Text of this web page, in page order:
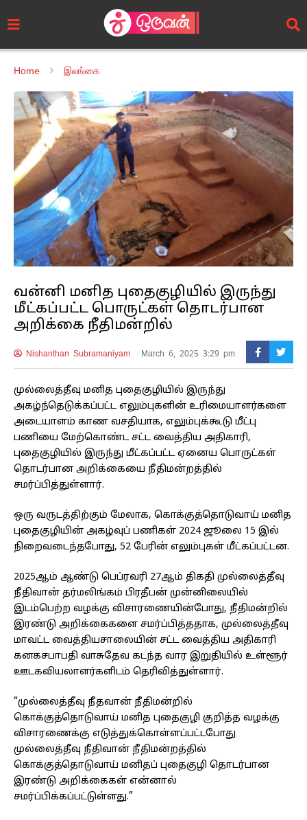
Home இலங்கை
வன்னி மனித புதைகுழியில் இருந்து
மீட்கப்பட்ட பொருட்கள் தொடர்பான
அறிக்கை நீதிமன்றில்
Nishanthan Subramaniyam March 6, 2025 3:29 pm
முல்லைத்தீவு மனித புதைகுழியில் இருந்து
அகழ்ந்தெடுக்கப்பட்ட எலும்புகளின் உரிமையாளர்களை
அடையாளம் காண வசதியாக, எலும்புக்கூடு மீட்பு
பணியை மேற்கொண்ட சட்ட வைத்திய அதிகாரி,
புதைகுழியில் இருந்து மீட்கப்பட்ட ஏனைய பொருட்கள்
தொடர்பான அறிக்கையை நீதிமன்றத்தில்
சமர்ப்பித்துள்ளார்.
ஒரு வருடத்திற்கும் மேலாக, கொக்குத்தொடுவாய் மனித
புதைகுழியின் அகழ்வுப் பணிகள் 2024 ஜூலை 15 இல்
நிறைவடைந்தபோது, 52 பேரின் எலும்புகள் மீட்கப்பட்டன.
2025ஆம் ஆண்டு பெப்ரவரி 27ஆம் திகதி முல்லைத்தீவு
நீதிவான் தர்மலிங்கம் பிரதீபன் முன்னிலையில்
இடம்பெற்ற வழக்கு விசாரணையின்போது, நீதிமன்றில்
இரண்டு அறிக்கைகளை சமர்ப்பித்ததாக, முல்லைத்தீவு
மாவட்ட வைத்தியசாலையின் சட்ட வைத்திய அதிகாரி
கனகசபாபதி வாசுதேவ கடந்த வார இறுதியில் உள்ளூர்
ஊடகவியலாளர்களிடம் தெரிவித்துள்ளார்.
“முல்லைத்தீவு நீதவான் நீதிமன்றில்
கொக்குத்தொடுவாய் மனித புதைகுழி குறித்த வழக்கு
விசாரணைக்கு எடுத்துக்கொள்ளப்பட்டபோது
முல்லைத்தீவு நீதிவான் நீதிமன்றத்தில்
கொக்குத்தொடுவாய் மனிதப் புதைகுழி தொடர்பான
இரண்டு அறிக்கைகள் என்னால்
சமர்ப்பிக்கப்பட்டுள்ளது.”